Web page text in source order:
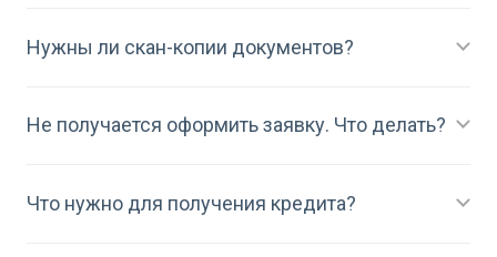
Нужны ли скан-копии документов?
Не получается оформить заявку. Что делать?
Что нужно для получения кредита?